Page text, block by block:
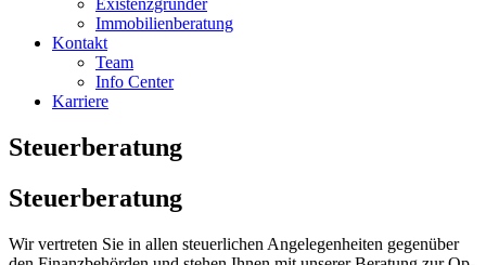
Existenzgründer
Immobilienberatung
Kontakt
Team
Info Center
Karriere
Steuerberatung
Steuerberatung
Wir vertreten Sie in allen steuerlichen An­ge­le­gen­hei­ten gegenüber